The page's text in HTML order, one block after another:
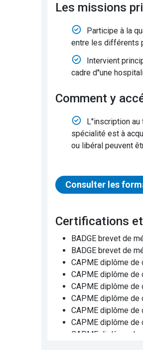
Les missions
Participe à la
entre les différents
Intervient
cadre d''une
Comment y
L''inscription
spécialité est à
ou libéral peuvent
Consulter les
Certifications
BADGE brevet de
BADGE brevet de
CAPME diplôme
CAPME diplôme de
CAPME diplôme
CAPME diplôme de
CAPME diplôme de
CAPME diplôme de
CAPME diplôme